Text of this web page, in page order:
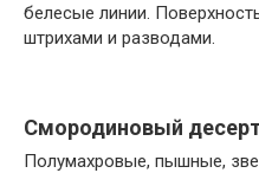
белесые линии.
штрихами и разводами.
Смородиновый
Полумахровые, пышные,